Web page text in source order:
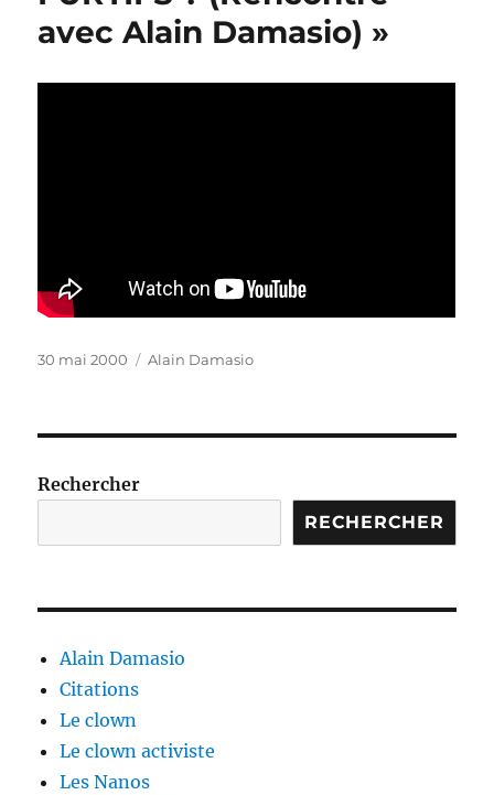
avec Alain Damasio) »
Publié
30 mai 2000 Catégories
Alain Damasio
Rechercher
RECHERCHER
Alain Damasio
Citations
Le clown
Le clown activiste
Les Nanos